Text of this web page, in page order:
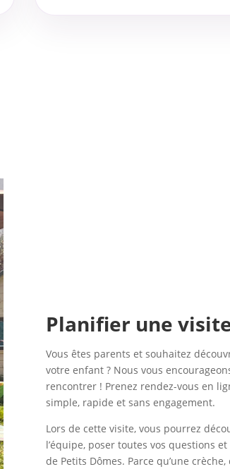
Planifier une
Vous êtes parents et souhaitez
votre enfant ? Nous vous
rencontrer ! Prenez rendez-vous en
simple, rapide et sans engagement.
Lors de cette visite, vous pourrez
l’équipe, poser toutes vos questions
de Petits Dômes. Parce qu’une